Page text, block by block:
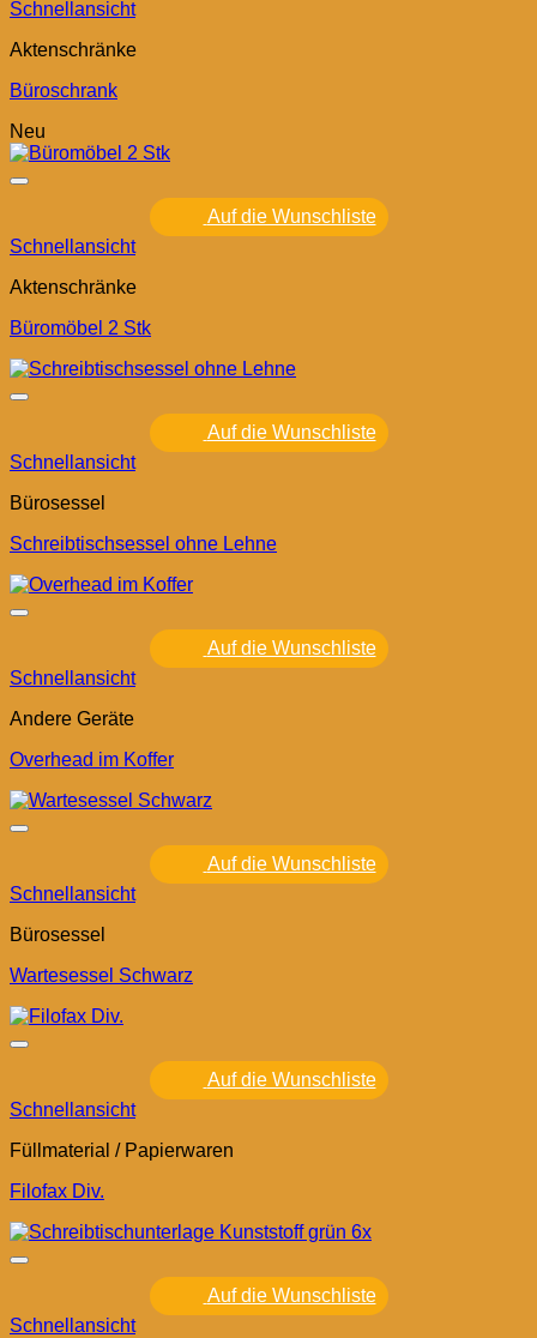
Schnellansicht
Aktenschränke
Büroschrank
Neu
Auf die Wunschliste
Schnellansicht
Aktenschränke
Büromöbel 2 Stk
Auf die Wunschliste
Schnellansicht
Bürosessel
Schreibtischsessel ohne Lehne
Auf die Wunschliste
Schnellansicht
Andere Geräte
Overhead im Koffer
Auf die Wunschliste
Schnellansicht
Bürosessel
Wartesessel Schwarz
Auf die Wunschliste
Schnellansicht
Füllmaterial / Papierwaren
Filofax Div.
Auf die Wunschliste
Schnellansicht